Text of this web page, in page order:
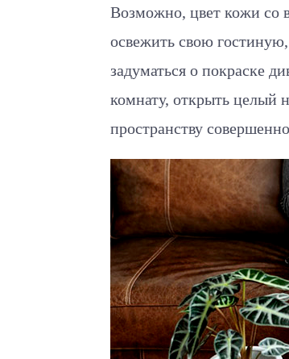
Возможно, цвет кожи со
освежить свою
задуматься о покраске
комнату, открыть целый
пространству